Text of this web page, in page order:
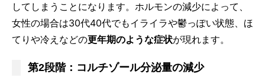
してしまうことになります。ホルモンの減少によって、
女性の場合は30代40代でもイライラや鬱っぽい状態、ほ
てりや冷えなどの更年期のような症状が現れます。
第2段階：コルチゾール分泌量の減少